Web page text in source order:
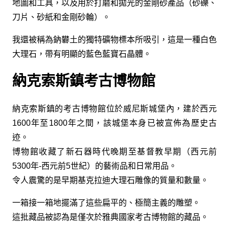
地圖和工具，以及用於打磨和拋光的金剛砂產品（砂礫、
刀片、砂紙和金剛砂輪）。
我還被稱為鈉礬土的獨特礦物標本所吸引，這是一種白色
大理石，帶有明顯的藍色藍寶石晶體。
納克索斯鎮考古博物館
納克索斯鎮的考古博物館位於威尼斯城堡內，建於西元
1600年至1800年之間，該城堡本身已被宣佈為歷史古
迹。
博物館收藏了新石器時代晚期至基督教早期（西元前
5300年-西元前5世紀）的藝術品和日常用品。
令人震驚的是早期基克拉迪大理石雕像的質量和數量。
一箱接一箱地擺滿了這些扁平的、極簡主義的雕塑。
這批藏品被認為是僅次於雅典國家考古博物館的藏品。